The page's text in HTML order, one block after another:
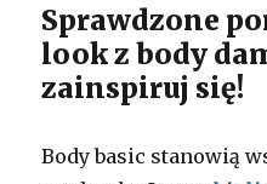
Sprawdzone
look z body
zainspiruj się!
Body basic stanowią